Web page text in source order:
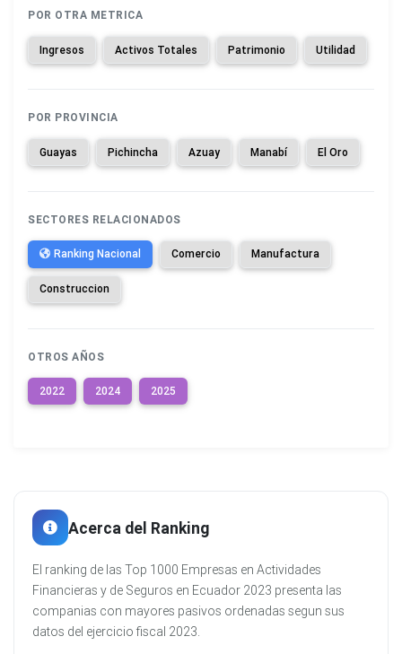
POR OTRA METRICA
Ingresos Activos Totales Patrimonio Utilidad
POR PROVINCIA
Guayas Pichincha Azuay Manabí El Oro
SECTORES RELACIONADOS
Ranking Nacional Comercio Manufactura
Construccion
OTROS AÑOS
2022 2024 2025
Acerca del Ranking
El ranking de las Top 1000 Empresas en Actividades
Financieras y de Seguros en Ecuador 2023 presenta las
companias con mayores pasivos ordenadas segun sus
datos del ejercicio fiscal 2023.